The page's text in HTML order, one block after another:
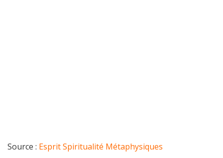
Source : Esprit Spiritualité Métaphysiques